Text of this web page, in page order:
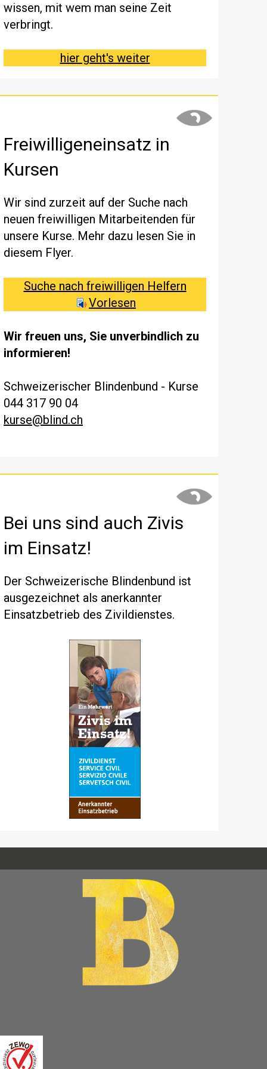
wissen, mit wem man seine Zeit
verbringt.
hier geht's weiter
Freiwilligeneinsatz in
Kursen
Wir sind zurzeit auf der Suche nach
neuen freiwilligen Mitarbeitenden für
unsere Kurse. Mehr dazu lesen Sie in
diesem Flyer.
Suche nach freiwilligen Helfern
Vorlesen
Wir freuen uns, Sie unverbindlich zu
informieren!
Schweizerischer Blindenbund - Kurse
044 317 90 04
kurse@blind.ch
Bei uns sind auch Zivis
im Einsatz!
Der Schweizerische Blindenbund ist
ausgezeichnet als anerkannter
Einsatzbetrieb des Zivildienstes.